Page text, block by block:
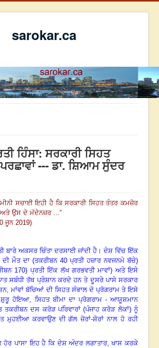
sarokar.ca
and no members online
ਇਸ ਹਫਤੇ
ਹਿੰਸਾ: ਸਰਕਾਰੀ ਸਿਹਤ
--- ਡਾ. ਸ਼ਿਆਮ ਸੁੰਦਰ
ਸਚਾਈ ਇਹੀ ਹੈ ਕਿ ਸਰਕਾਰੀ ਸਿਹਤ ਤੰਤਰ ਕਮਜ਼ੋਰ
ਉਸ ਦੇ ਮੱਦੇਨਜ਼ਰ ...”
ਜੂਨ 2019)
ਬਾਰੇ ਅਕਸਰ ਚਿੰਤਾ ਦਰਸਾਈ ਜਾਂਦੀ ਹੈ । ਦੇਸ਼ ਵਿੱਚ ਇੱਕ
ਮੌਤ ਦਾ (ਤਕਰੀਬਨ 40 ਪ੍ਰਤੀ ਹਜ਼ਾਰ ਨਵਜਨਮੇ ਬੱਚੇ)
170) ਪ੍ਰਤੀ ਇੱਕ ਲੱਖ ਗਰਭਵਤੀ ਮਾਵਾਂ) ਅਤੇ ਇਸੇ
ਸਬੰਧੀ ਤੱਥ ਪ੍ਰੇਸ਼ਾਨ ਕਰਦੇ ਹਨ ਤੇ ਦੂਸਰੇ ਪਾਸੇ ਸਰਕਾਰ
ਮਾਂਵਾਂ ਬੱਚਿਆਂ ਦੀ ਸਿਹਤ ਸੰਭਾਲ ਦੇ ਪ੍ਰੋਗਰਾਮ ਤੇ ਇਸੇ
ਸ਼ੁਰੂ ਹੋਇਆ, ਸਿਹਤ ਬੀਮਾ ਦਾ ਪ੍ਰੋਗਰਾਮ - ਆਯੂਸ਼ਮਾਨ
ਤਕਰੀਬਨ ਦਸ ਕਰੋੜ ਪਰਿਵਾਰਾਂ (ਪੰਜਾਹ ਕਰੋੜ ਲੋਕਾਂ) ਨੂੰ
ਮੁਹਈਆ ਕਰਵਾਉਣ ਦੀ ਗੱਲ ਜ਼ੋਰਾਂ-ਸ਼ੋਰਾਂ ਨਾਲ ਹੋ ਰਹੀ
ਹੋਰ ਪਾਸਾ ਇਹ ਹੈ ਕਿ ਦੇਸ਼ ਅੰਦਰ ਲਗਾਤਾਰ, ਖਾਸ ਕਰਕੇ